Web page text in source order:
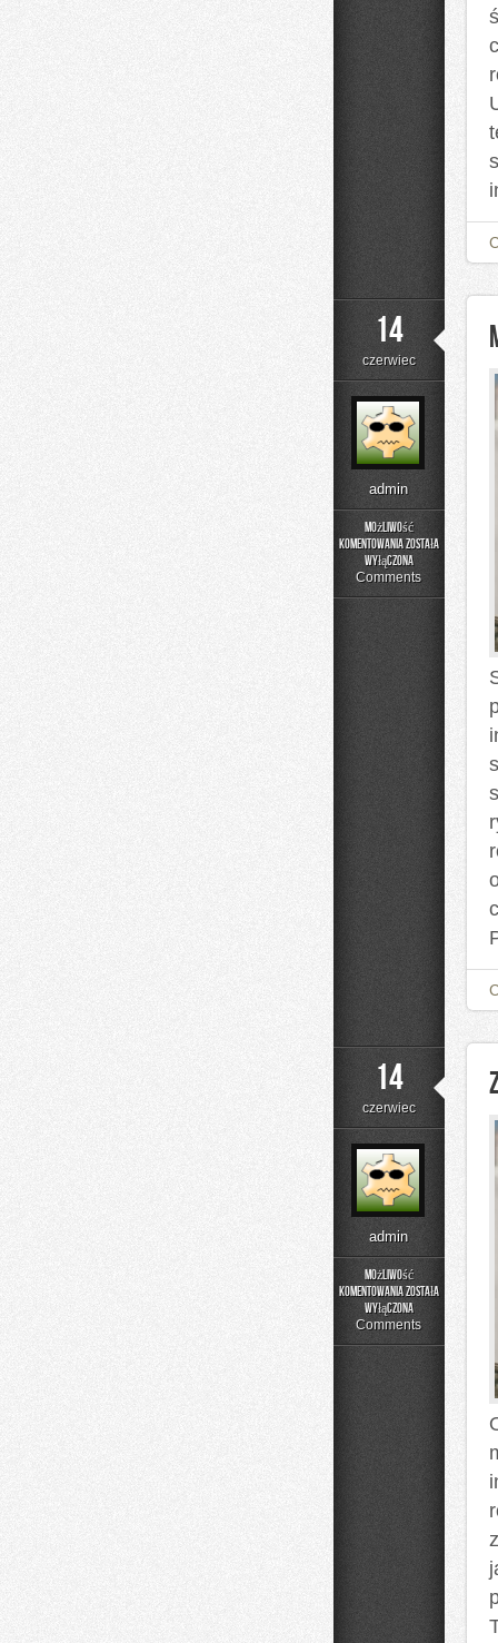
14
czerwiec
admin
Możliwość
komentowania
Size
została
wyłączona
Comments
14
czerwiec
admin
Możliwość
komentowania
Zapachowe
Inspiracje
została
wyłączona
Comments